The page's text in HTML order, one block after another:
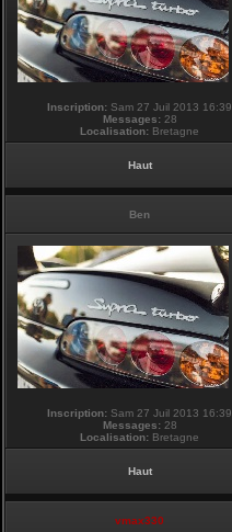
Inscription: Sam 27 Juil 2013 16:39
Messages: 28
Localisation: Bretagne
Haut
Ben
Inscription: Sam 27 Juil 2013 16:39
Messages: 28
Localisation: Bretagne
Haut
vmax330